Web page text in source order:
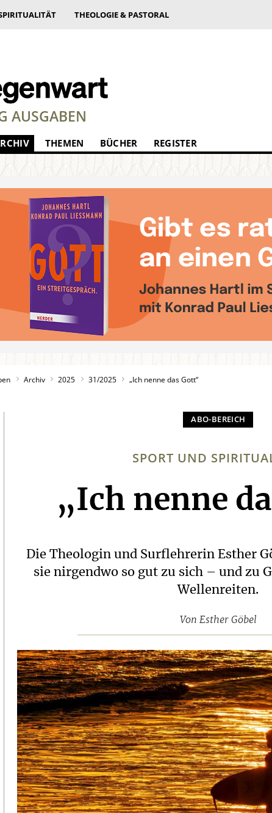
THEOLOGIE & PASTORAL
AUSGABEN
THEMEN BÜCHER REGISTER
Archiv 2025 31/2025 „Ich nenne das Gott“
SPORT UND
:
„Ich nenne
Die Theologin und Surflehrerin Esther
sie nirgendwo so gut zu sich – und zu
Wellenreiten.
Von Esther Göbel